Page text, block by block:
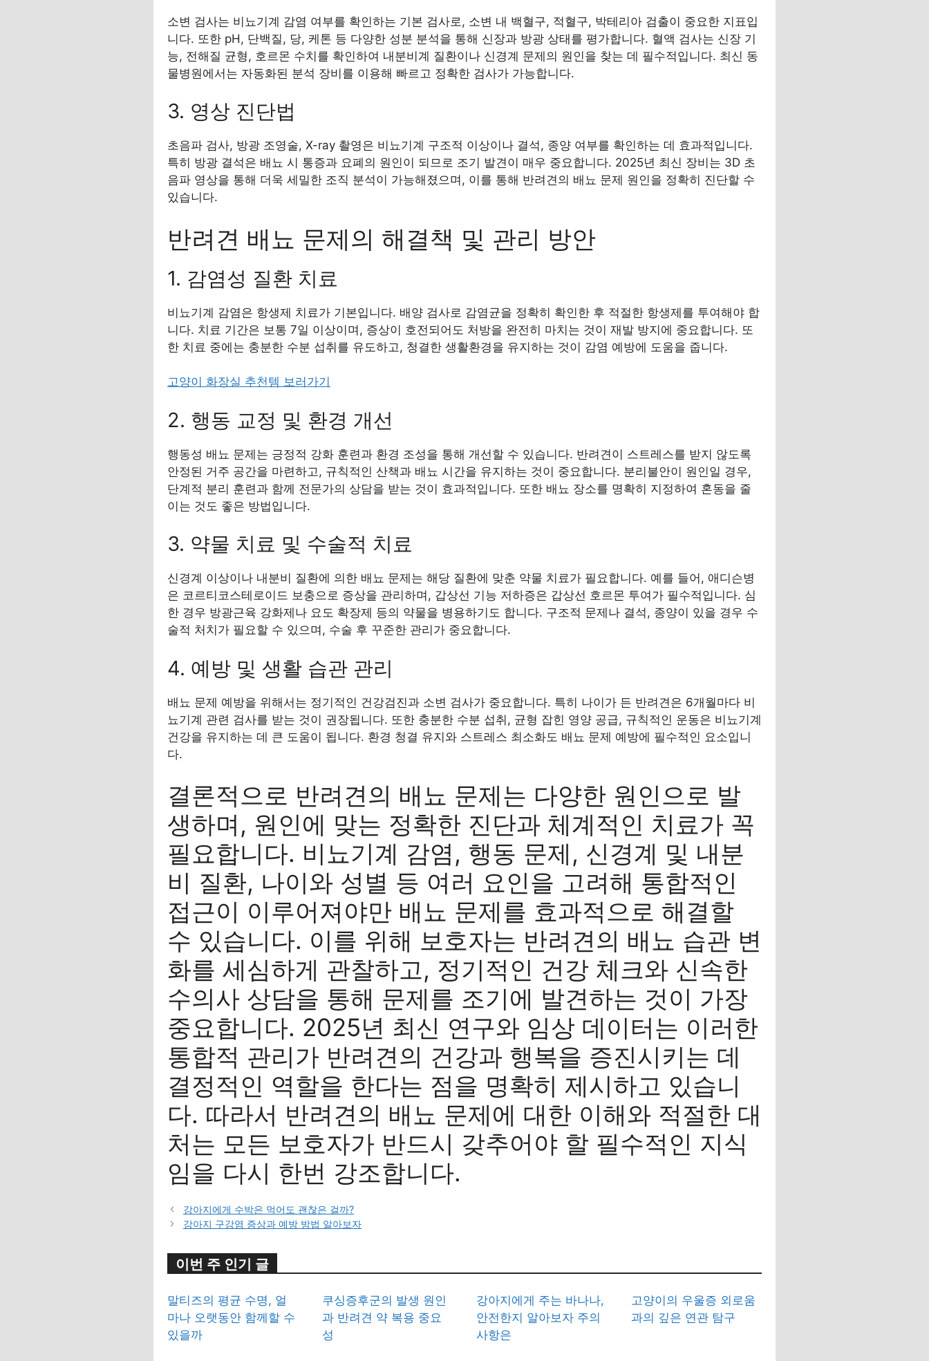
소변 검사는 비뇨기계 감염 여부를 확인하는 기본 검사로, 소변 내 백혈구, 적혈구, 박테리아 검출이 중요한 지표입
니다. 또한 pH, 단백질, 당, 케톤 등 다양한 성분 분석을 통해 신장과 방광 상태를 평가합니다. 혈액 검사는 신장 기
능, 전해질 균형, 호르몬 수치를 확인하여 내분비계 질환이나 신경계 문제의 원인을 찾는 데 필수적입니다. 최신 동
물병원에서는 자동화된 분석 장비를 이용해 빠르고 정확한 검사가 가능합니다.
3. 영상 진단법
초음파 검사, 방광 조영술, X-ray 촬영은 비뇨기계 구조적 이상이나 결석, 종양 여부를 확인하는 데 효과적입니다.
특히 방광 결석은 배뇨 시 통증과 요폐의 원인이 되므로 조기 발견이 매우 중요합니다. 2025년 최신 장비는 3D 초
음파 영상을 통해 더욱 세밀한 조직 분석이 가능해졌으며, 이를 통해 반려견의 배뇨 문제 원인을 정확히 진단할 수
있습니다.
반려견 배뇨 문제의 해결책 및 관리 방안
1. 감염성 질환 치료
비뇨기계 감염은 항생제 치료가 기본입니다. 배양 검사로 감염균을 정확히 확인한 후 적절한 항생제를 투여해야 합
니다. 치료 기간은 보통 7일 이상이며, 증상이 호전되어도 처방을 완전히 마치는 것이 재발 방지에 중요합니다. 또
한 치료 중에는 충분한 수분 섭취를 유도하고, 청결한 생활환경을 유지하는 것이 감염 예방에 도움을 줍니다.
고양이 화장실 추천템 보러가기
2. 행동 교정 및 환경 개선
행동성 배뇨 문제는 긍정적 강화 훈련과 환경 조성을 통해 개선할 수 있습니다. 반려견이 스트레스를 받지 않도록
안정된 거주 공간을 마련하고, 규칙적인 산책과 배뇨 시간을 유지하는 것이 중요합니다. 분리불안이 원인일 경우,
단계적 분리 훈련과 함께 전문가의 상담을 받는 것이 효과적입니다. 또한 배뇨 장소를 명확히 지정하여 혼동을 줄
이는 것도 좋은 방법입니다.
3. 약물 치료 및 수술적 치료
신경계 이상이나 내분비 질환에 의한 배뇨 문제는 해당 질환에 맞춘 약물 치료가 필요합니다. 예를 들어, 애디슨병
은 코르티코스테로이드 보충으로 증상을 관리하며, 갑상선 기능 저하증은 갑상선 호르몬 투여가 필수적입니다. 심
한 경우 방광근육 강화제나 요도 확장제 등의 약물을 병용하기도 합니다. 구조적 문제나 결석, 종양이 있을 경우 수
술적 처치가 필요할 수 있으며, 수술 후 꾸준한 관리가 중요합니다.
4. 예방 및 생활 습관 관리
배뇨 문제 예방을 위해서는 정기적인 건강검진과 소변 검사가 중요합니다. 특히 나이가 든 반려견은 6개월마다 비
뇨기계 관련 검사를 받는 것이 권장됩니다. 또한 충분한 수분 섭취, 균형 잡힌 영양 공급, 규칙적인 운동은 비뇨기계
건강을 유지하는 데 큰 도움이 됩니다. 환경 청결 유지와 스트레스 최소화도 배뇨 문제 예방에 필수적인 요소입니
다.
결론적으로 반려견의 배뇨 문제는 다양한 원인으로 발
생하며, 원인에 맞는 정확한 진단과 체계적인 치료가 꼭
필요합니다. 비뇨기계 감염, 행동 문제, 신경계 및 내분
비 질환, 나이와 성별 등 여러 요인을 고려해 통합적인
접근이 이루어져야만 배뇨 문제를 효과적으로 해결할
수 있습니다. 이를 위해 보호자는 반려견의 배뇨 습관 변
화를 세심하게 관찰하고, 정기적인 건강 체크와 신속한
수의사 상담을 통해 문제를 조기에 발견하는 것이 가장
중요합니다. 2025년 최신 연구와 임상 데이터는 이러한
통합적 관리가 반려견의 건강과 행복을 증진시키는 데
결정적인 역할을 한다는 점을 명확히 제시하고 있습니
다. 따라서 반려견의 배뇨 문제에 대한 이해와 적절한 대
처는 모든 보호자가 반드시 갖추어야 할 필수적인 지식
임을 다시 한번 강조합니다.
강아지에게 수박은 먹어도 괜찮은 걸까?
강아지 구강염 증상과 예방 방법 알아보자
이번 주 인기 글
말티즈의 평균 수명, 얼
마나 오랫동안 함께할 수
있을까
쿠싱증후군의 발생 원인
과 반려견 약 복용 중요
성
강아지에게 주는 바나나,
안전한지 알아보자 주의
사항은
고양이의 우울증 외로움
과의 깊은 연관 탐구